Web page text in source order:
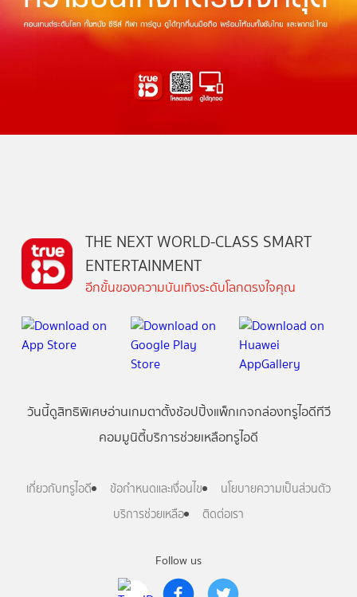
Follow us
THE NEXT WORLD-CLASS SMART
ENTERTAINMENT
อีกขั้นของความบันเทิงระดับโลกตรงใจคุณ
วันนี้ดูสิทธิพิเศษอ่านเกมตาตั้งช้อปปิ้งแพ็กเกจกล่องทรูไอดีทีวี
คอมมูนิตี้บริการช่วยเหลือทรูไอดี
เกี่ยวกับทรูไอดี ข้อกำหนดและเงื่อนไข
นโยบายความเป็นส่วนตัว
บริการช่วยเหลือ
ติดต่อเรา